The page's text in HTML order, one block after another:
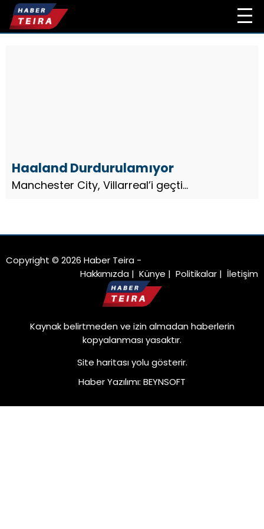
Haaland Durdurulamıyor
Manchester City, Villarreal’i geçti...
Copyright © 2026 Haber Teira -
Hakkımızda | Künye | Politikalar | İletişim
Kaynak belirtmeden ve izin almadan haberlerin
kopyalanması yasaktır.
Site haritasıyolu gösterir.
Haber Yazılımı: BEYNSOFT